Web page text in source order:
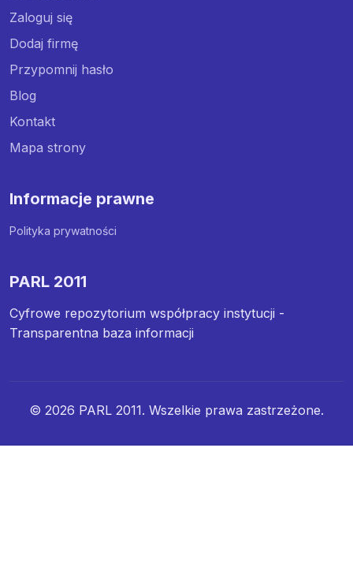
Zaloguj się
Dodaj firmę
Przypomnij hasło
Blog
Kontakt
Mapa strony
Informacje prawne
Polityka prywatności
PARL 2011
Cyfrowe repozytorium współpracy instytucji -
Transparentna baza informacji
© 2026 PARL 2011. Wszelkie prawa zastrzeżone.